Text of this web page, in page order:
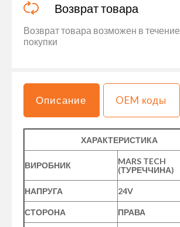
Возврат товара
Возврат товара возможен в течение
покупки
Описание OEM коды
ХАРАКТЕРИСТИКА
ВИРОБНИК
MARS TECH
(ТУРЕЧЧИНА)
НАПРУГА 24V
СТОРОНА ПРАВА